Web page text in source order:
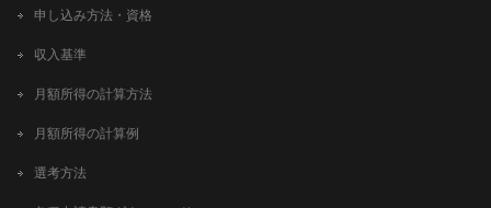
申し込み方法・資格
収入基準
月額所得の計算方法
月額所得の計算例
選考方法